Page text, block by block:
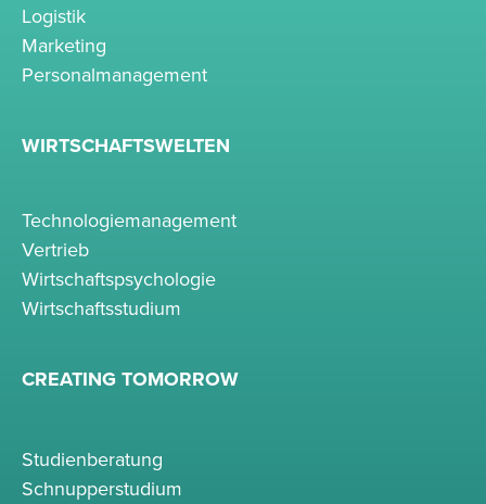
Logistik
Marketing
Personalmanagement
WIRTSCHAFTSWELTEN
Technologiemanagement
Vertrieb
Wirtschaftspsychologie
Wirtschaftsstudium
CREATING TOMORROW
Studienberatung
Schnupperstudium